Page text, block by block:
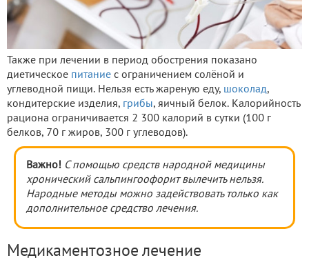
Также при лечении в период обострения показано
диетическое питание с ограничением солёной и
углеводной пищи. Нельзя есть жареную еду, шоколад,
кондитерские изделия, грибы, яичный белок. Калорийность
рациона ограничивается 2 300 калорий в сутки (100 г
белков, 70 г жиров, 300 г углеводов).
Важно! С помощью средств народной медицины
хронический сальпингоофорит вылечить нельзя.
Народные методы можно задействовать только как
дополнительное средство лечения.
Медикаментозное лечение